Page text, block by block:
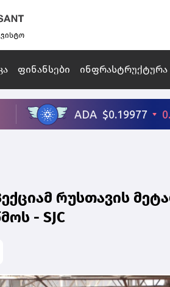
ფინანსები ინფრასტრუქტურა
რუსთავის
- SJC